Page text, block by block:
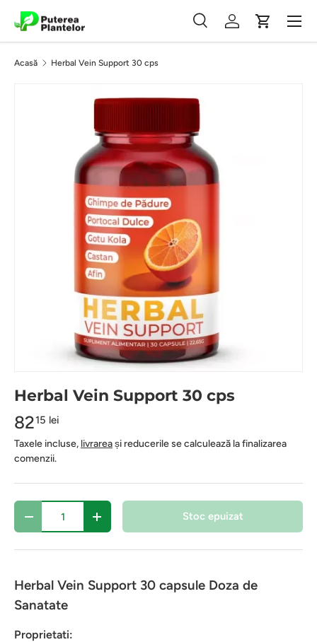
Vezi conținutul
Căutare
CăutareAutentificare
Coș
Meniu
Acasă Herbal Vein Support 30 cps
Herbal Vein Support 30 cps
8215 lei
Taxele incluse, livrareași reducerile se calculează la finalizarea
comenzii.
Cantitate
- + Stoc epuizat
Herbal Vein Support 30 capsule Doza de
Sanatate
Proprietati: